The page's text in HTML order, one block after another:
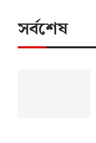
সর্বশেষ